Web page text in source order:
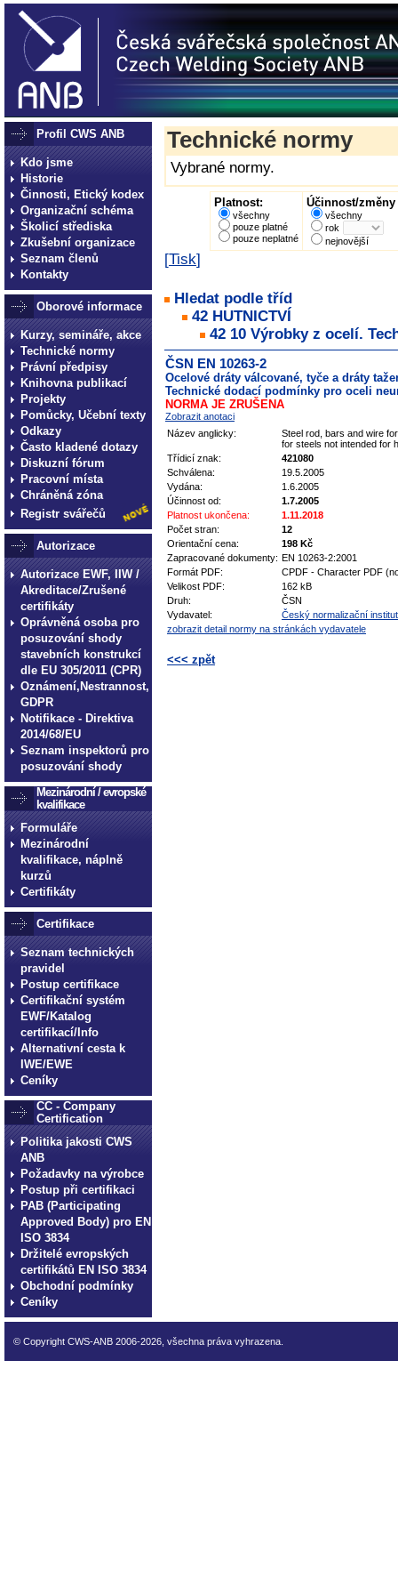
Profil CWS ANB
Kdo jsme
Historie
Činnosti, Etický kodex
Organizační schéma
Školicí střediska
Zkušební organizace
Seznam členů
Kontakty
Oborové informace
Kurzy, semináře, akce
Technické normy
Právní předpisy
Knihovna publikací
Projekty
Pomůcky, Učební texty
Odkazy
Často kladené dotazy
Diskuzní fórum
Pracovní místa
Chráněná zóna
Registr svářečů
Autorizace
Autorizace EWF, IIW /
Akreditace/Zrušené
certifikáty
Oprávněná osoba pro
posuzování shody
stavebních konstrukcí
dle EU 305/2011 (CPR)
Oznámení,Nestrannost,
GDPR
Notifikace - Direktiva
2014/68/EU
Seznam inspektorů pro
posuzování shody
Mezinárodní / evropské
kvalifikace
Formuláře
Mezinárodní
kvalifikace, náplně
kurzů
Certifikáty
Certifikace
Seznam technických
pravidel
Postup certifikace
Certifikační systém
EWF/Katalog
certifikací/Info
Alternativní cesta k
IWE/EWE
Ceníky
CC - Company
Certification
Politika jakosti CWS
ANB
Požadavky na výrobce
Postup při certifikaci
PAB (Participating
Approved Body) pro EN
ISO 3834
Držitelé evropských
certifikátů EN ISO 3834
Obchodní podmínky
Ceníky
Technické normy
Vybrané normy.
Platnost:
všechny
pouze platné
pouze neplatné
Účinnost/změny
všechny
rok
nejnovější
[Tisk]
Hledat podle tříd
42 HUTNICTVÍ
42 10 Výrobky z ocelí.
ČSN EN 10263-2
Ocelové dráty válcované, tyče a dráty
Technické dodací podmínky pro oceli
NORMA JE ZRUŠENA
Zobrazit anotaci
Název anglicky:
Steel rod, bars and wire
for steels not intended for
Třídicí znak:
421080
Schválena:
19.5.2005
Vydána:
1.6.2005
Účinnost od:
1.7.2005
Platnost ukončena:
1.11.2018
Počet stran:
12
Orientační cena:
198 Kč
Zapracované dokumenty: EN 10263-2:2001
Formát PDF:
CPDF - Character PDF
Velikost PDF:
162 kB
Druh:
ČSN
Vydavatel:
Český normalizační institut
zobrazit detail normy na stránkách vydavatele
<<< zpět
© Copyright CWS-ANB 2006-2026, všechna práva vyhrazena.